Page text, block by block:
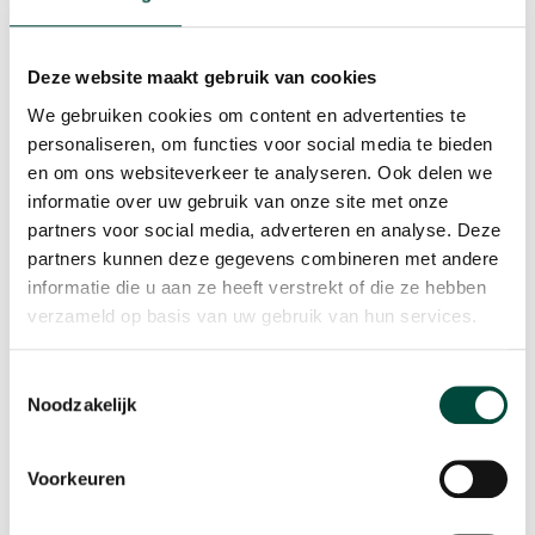
Deze website maakt gebruik van cookies
We gebruiken cookies om content en advertenties te
personaliseren, om functies voor social media te bieden
en om ons websiteverkeer te analyseren. Ook delen we
informatie over uw gebruik van onze site met onze
partners voor social media, adverteren en analyse. Deze
partners kunnen deze gegevens combineren met andere
informatie die u aan ze heeft verstrekt of die ze hebben
verzameld op basis van uw gebruik van hun services.
Noodzakelijk
Voorkeuren
mijnenvegen. Deelnemers moesten in teams van 4 een
veld oversteken, waarbij in elk vak een mijn kon liggen.
te helpen en te coachen. In dit spel komen daar ook